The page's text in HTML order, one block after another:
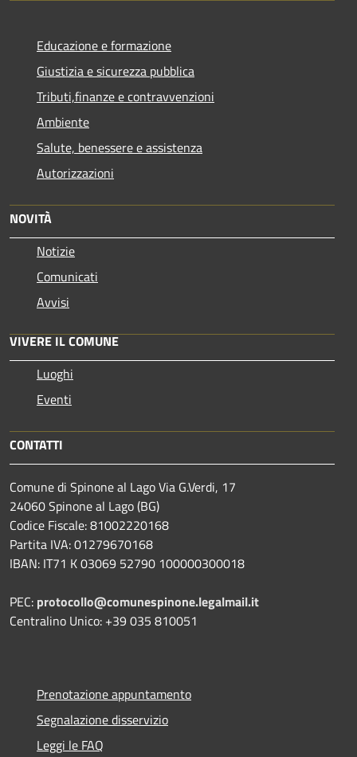
Educazione e formazione
Giustizia e sicurezza pubblica
Tributi,finanze e contravvenzioni
Ambiente
Salute, benessere e assistenza
Autorizzazioni
NOVITÀ
Notizie
Comunicati
Avvisi
VIVERE IL COMUNE
Luoghi
Eventi
CONTATTI
Comune di Spinone al Lago Via G.Verdi, 17
24060 Spinone al Lago (BG)
Codice Fiscale: 81002220168
Partita IVA: 01279670168
IBAN: IT71 K 03069 52790 100000300018
PEC: protocollo@comunespinone.legalmail.it
Centralino Unico: +39 035 810051
Prenotazione appuntamento
Segnalazione disservizio
Leggi le FAQ